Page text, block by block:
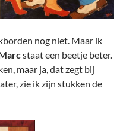
nog niet. Maar ik
staat een beetje beter.
maar ja, dat zegt bij
zie ik zijn stukken de